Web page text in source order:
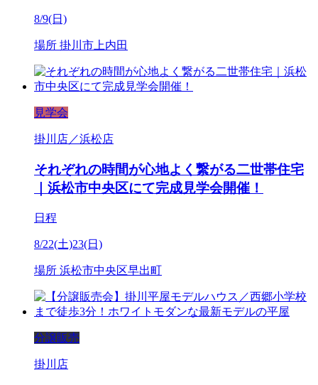
8/9(日)
場所 掛川市上内田
見学会
掛川店／浜松店
それぞれの時間が心地よく繋がる二世帯住宅
｜浜松市中央区にて完成見学会開催！
日程
8/22(土)23(日)
場所 浜松市中央区早出町
分譲販売
掛川店